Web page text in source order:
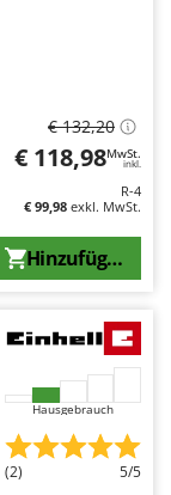
€ 132,20
€ 118,98MwSt.
inkl.
R-4
€ 99,98 exkl. MwSt.
Hinzufügen
Hausgebrauch
(2) 5/5